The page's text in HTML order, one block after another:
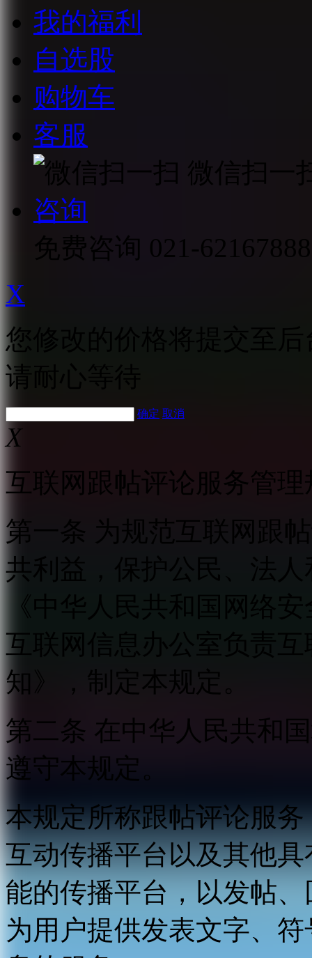
我的福利
自选股
购物车
客服
咨询
免费咨询 021-62167888
X
您修改的价格将提交至
请耐心等待
确定 取消
X
互联网跟帖评论服务管理
第一条 为规范互联网跟
共利益，保护公民、法
《中华人民共和国网络
互联网信息办公室负责
知》，制定本规定。
第二条 在中华人民共和
遵守本规定。
本规定所称跟帖评论服
互动传播平台以及其他
能的传播平台，以发帖
为用户提供发表文字、